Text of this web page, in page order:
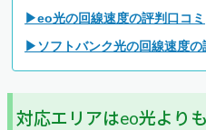
▶eo光の回線速度の評判口コミ
▶ソフトバンク光の回線速度の
対応エリアはeo光より